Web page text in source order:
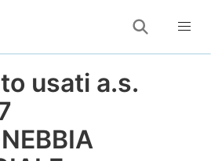
usati a.s.